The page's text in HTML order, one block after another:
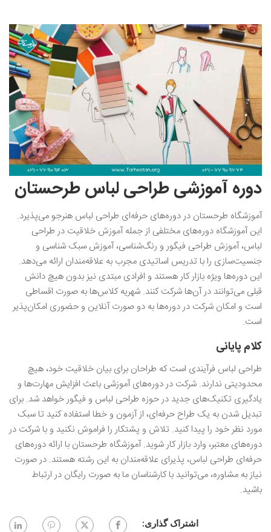
دوره آموزشی طراحی لباس طرحستان
آموزشگاه طرحستان در دوره‌های حرفه‌ای طراحی لباس هنرجو می‌پذیرد.‌
این آموزشگاه دوره‌های مختلفی از جمله آموزش خلاقیت در طراحی
لباس، آموزش طراحی فیگور و رنگ‌شناسی، آموزش سبک شناسی و
جنسیت‌سازی را با تدریس اساتیدی مجرب به علاقه‌مندان ارائه می‌دهد.
این دوره‌ها ویژه بازار کار هستند و افرادی مبتدی نیز بدون هیچ دانش
قبلی می‌توانند در آن‌ها شرکت کنند. شهریه کلاس‌ها به صورت اقساطی
است و امکان شرکت در دوره‌ها به دو صورت آنلاین و حضوری امکان‌پذیر
است.
کلام پایانی
طراحی لباس فرآیندی است که طراحان برای بیان خلاقیت خود، هیچ
محدودیتی ندارند. شرکت در دوره‌های آموزشی باعث افزایش مهارت‌ها و
یادگیری تکنیک‌های جدید در حوزه طراحی لباس و فیگور خواهد شد. برای
تبدیل شدن به یک طراح حرفه‌ای، از آزمون و خطا استفاده کنید تا سبک
مورد نظر خود را پیدا کنید. تلاش و پشتکار را فراموش نکنید و با شرکت در
دوره‌های معتبر، وارد بازار کار شوید. آموزشگاه طرحستان با ارائه دوره‌های
حرفه‌ای طراحی لباس، پذیرای علاقه‌مندان به این رشته هستند. در صورت
نیاز به مشاوره، می‌توانید با کارشناسان ما به صورت رایگان در ارتباط
باشید.
اشتراک گذاری: